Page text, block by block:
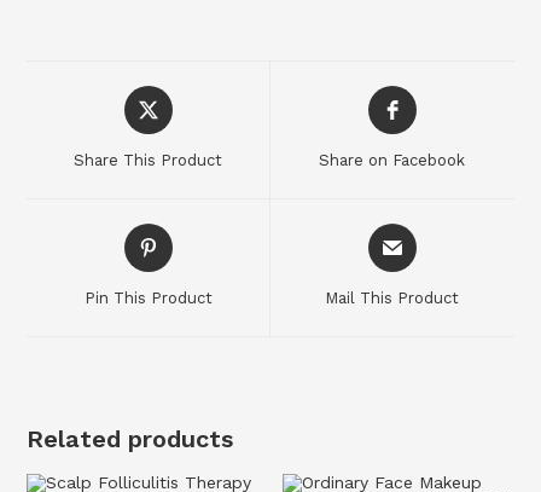
Share This Product Share on Facebook
Pin This Product Mail This Product
Related products